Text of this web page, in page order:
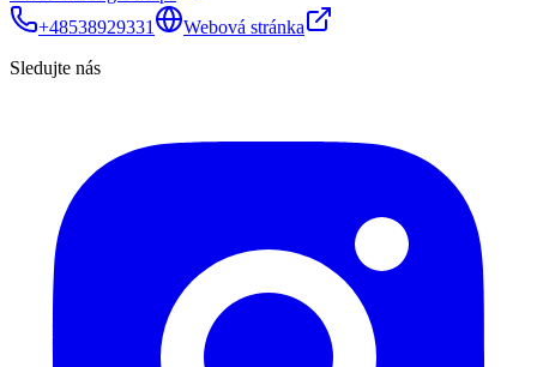
+48538929331
Webová stránka
Sledujte nás